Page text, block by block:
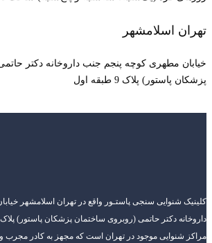
تهران اسلامشهر
خیابان مطهری کوچه پنجم جنب داروخانه دکتر
پزشکان پاستور) پلاک 9 طبقه اول
کلینیک شنوایی سنجی پاستـور واقع در تهران اسلامشهر
مراکز شنوایی موجود در تهران است که مجهز به کادر مجرب